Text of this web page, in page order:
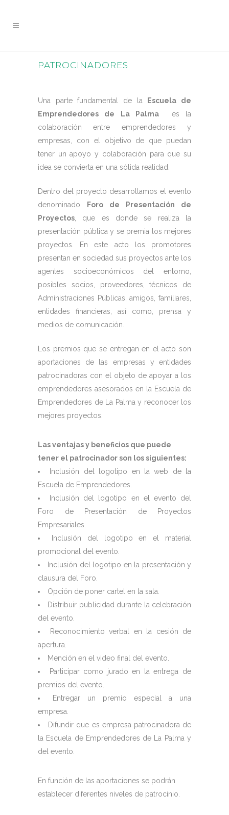
PATROCINADORES
Una parte fundamental de la
Escuela de
Emprendedores de La Palma es la
colaboración entre emprendedores y
empresas, con el objetivo de que puedan
tener un apoyo y colaboración para que su
idea se convierta en una sólida realidad.
Dentro del proyecto desarrollamos el evento
denominado
Foro de Presentación de
Proyectos , que es donde se realiza la
presentación pública y se premia los mejores
proyectos. En este acto los promotores
presentan en sociedad sus proyectos ante los
agentes socioeconómicos del entorno,
posibles socios, proveedores, técnicos de
Administraciones Públicas, amigos, familiares,
entidades financieras, así como, prensa y
medios de comunicación.
Los premios que se entregan en el acto son
aportaciones de las empresas y entidades
patrocinadoras con el objeto de apoyar a los
emprendedores asesorados en la Escuela de
Emprendedores de La Palma y reconocer los
mejores proyectos.
Las ventajas y beneficios que puede
tener el patrocinador son los siguientes:
Inclusión del logotipo en la web de la
Escuela de Emprendedores.
Inclusión del logotipo en el evento del
Foro de Presentación de Proyectos
Empresariales.
Inclusión del logotipo en el material
promocional del evento.
Inclusión del logotipo en la presentación y
clausura del Foro.
Opción de poner cartel en la sala.
Distribuir publicidad durante la celebración
del evento.
Reconocimiento verbal en la cesión de
apertura.
Mención en el video final del evento.
Participar como jurado en la entrega de
premios del evento.
Entregar un premio especial a una
empresa.
Difundir que es empresa patrocinadora de
la Escuela de Emprendedores de La Palma y
del evento.
En función de las aportaciones se podrán
establecer diferentes niveles de patrocinio.